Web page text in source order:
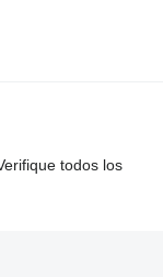
todos los